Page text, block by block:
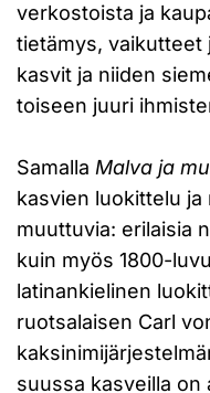
verkostoista ja
tietämys,
kasvit ja niiden
toiseen juuri
Samalla Malva ja
kasvien luokittelu
muuttuvia: erilaisia
kuin myös 1800-
latinankielinen
ruotsalaisen Carl
suussa kasveilla on